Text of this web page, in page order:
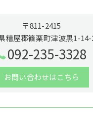
〒811-2415
糟屋郡篠栗町津波黒1-14-
092-235-3328
お問い合わせはこちら